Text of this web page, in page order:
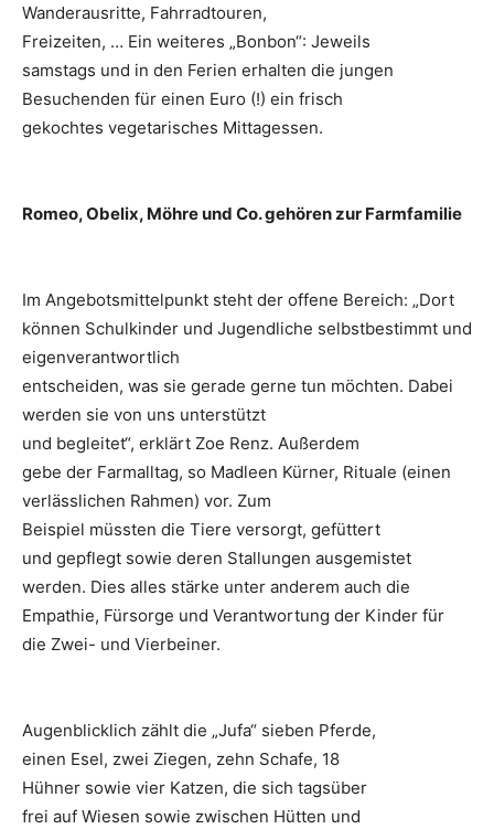
Wanderausritte, Fahrradtouren,
Freizeiten, … Ein weiteres „Bonbon“: Jeweils
samstags und in den Ferien erhalten die jungen
Besuchenden für einen Euro (!) ein frisch
gekochtes vegetarisches Mittagessen.
Romeo, Obelix, Möhre und Co. gehören zur Farmfamilie
Im Angebotsmittelpunkt steht der offene Bereich: „Dort
können Schulkinder und Jugendliche selbstbestimmt und
eigenverantwortlich
entscheiden, was sie gerade gerne tun möchten. Dabei
werden sie von uns unterstützt
und begleitet“, erklärt Zoe Renz. Außerdem
gebe der Farmalltag, so Madleen Kürner, Rituale (einen
verlässlichen Rahmen) vor. Zum
Beispiel müssten die Tiere versorgt, gefüttert
und gepflegt sowie deren Stallungen ausgemistet
werden. Dies alles stärke unter anderem auch die
Empathie, Fürsorge und Verantwortung der Kinder für
die Zwei- und Vierbeiner.
Augenblicklich zählt die „Jufa“ sieben Pferde,
einen Esel, zwei Ziegen, zehn Schafe, 18
Hühner sowie vier Katzen, die sich tagsüber
frei auf Wiesen sowie zwischen Hütten und